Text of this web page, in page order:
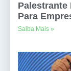
Palestrante
Para
Saiba Mais »